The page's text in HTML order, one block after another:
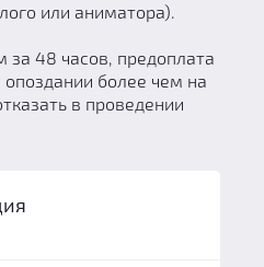
или аниматора).
48 часов, предоплата
более чем на
в проведении